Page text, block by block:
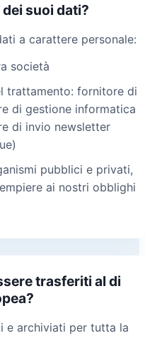
suoi dati?
a carattere personale:
società
trattamento: fornitore di
di gestione informatica
di invio newsletter
pubblici e privati,
ai nostri obblighi
trasferiti al di
e archiviati per tutta la